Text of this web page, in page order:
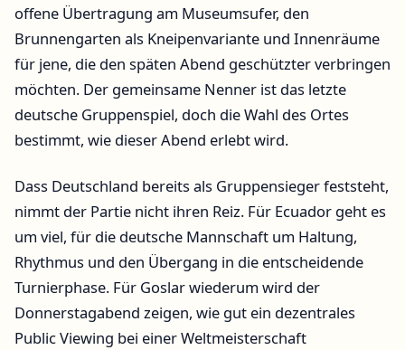
offene Übertragung am Museumsufer, den
Brunnengarten als Kneipenvariante und Innenräume
für jene, die den späten Abend geschützter verbringen
möchten. Der gemeinsame Nenner ist das letzte
deutsche Gruppenspiel, doch die Wahl des Ortes
bestimmt, wie dieser Abend erlebt wird.
Dass Deutschland bereits als Gruppensieger feststeht,
nimmt der Partie nicht ihren Reiz. Für Ecuador geht es
um viel, für die deutsche Mannschaft um Haltung,
Rhythmus und den Übergang in die entscheidende
Turnierphase. Für Goslar wiederum wird der
Donnerstagabend zeigen, wie gut ein dezentrales
Public Viewing bei einer Weltmeisterschaft